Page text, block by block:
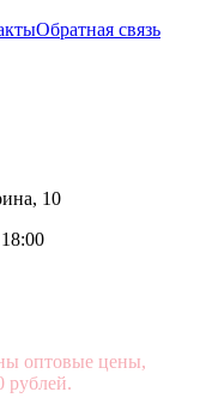
Обратная связь
10
оптовые цены,
рублей.